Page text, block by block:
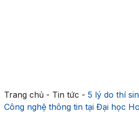
Trang chủ- Tin tức - 5 lý do thí
Công nghệ thông tin tại Đại học